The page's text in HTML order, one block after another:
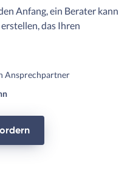
Anfang, ein Berater kann
das Ihren
Ansprechpartner